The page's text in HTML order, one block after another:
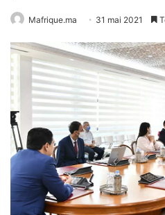
Mafrique.ma 31 mai 2021